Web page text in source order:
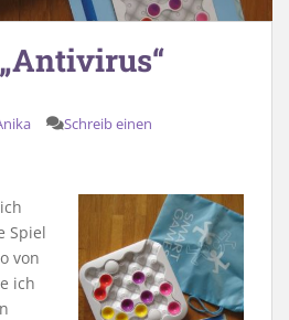
Schreib einen
Spiel
von
ich